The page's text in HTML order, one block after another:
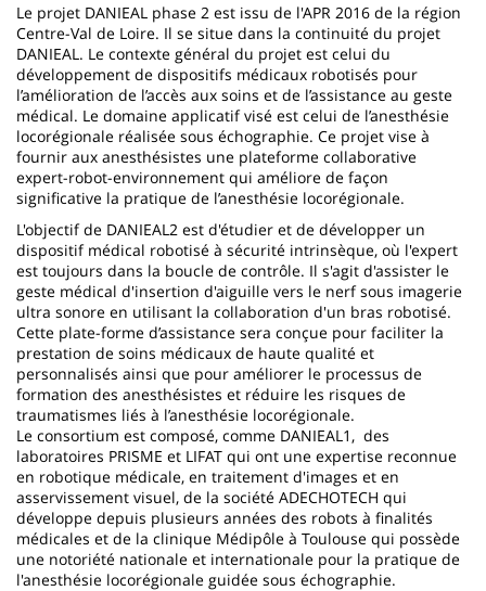
Le projet DANIEAL phase 2 est issu de l'APR 2016 de la région
Centre-Val de Loire. Il se situe dans la continuité du projet
DANIEAL. Le contexte général du projet est celui du
développement de dispositifs médicaux robotisés pour
l’amélioration de l’accès aux soins et de l’assistance au geste
médical. Le domaine applicatif visé est celui de l’anesthésie
locorégionale réalisée sous échographie. Ce projet vise à
fournir aux anesthésistes une plateforme collaborative
expert-robot-environnement qui améliore de façon
significative la pratique de l’anesthésie locorégionale.
L'objectif de DANIEAL2 est d'étudier et de développer un
dispositif médical robotisé à sécurité intrinsèque, où l'expert
est toujours dans la boucle de contrôle. Il s'agit d'assister le
geste médical d'insertion d'aiguille vers le nerf sous imagerie
ultra sonore en utilisant la collaboration d'un bras robotisé.
Cette plate-forme d’assistance sera conçue pour faciliter la
prestation de soins médicaux de haute qualité et
personnalisés ainsi que pour améliorer le processus de
formation des anesthésistes et réduire les risques de
traumatismes liés à l’anesthésie locorégionale.
Le consortium est composé, comme DANIEAL1, des
laboratoires PRISME et LIFAT qui ont une expertise reconnue
en robotique médicale, en traitement d'images et en
asservissement visuel, de la société ADECHOTECH qui
développe depuis plusieurs années des robots à finalités
médicales et de la clinique Médipôle à Toulouse qui possède
une notoriété nationale et internationale pour la pratique de
l'anesthésie locorégionale guidée sous échographie.